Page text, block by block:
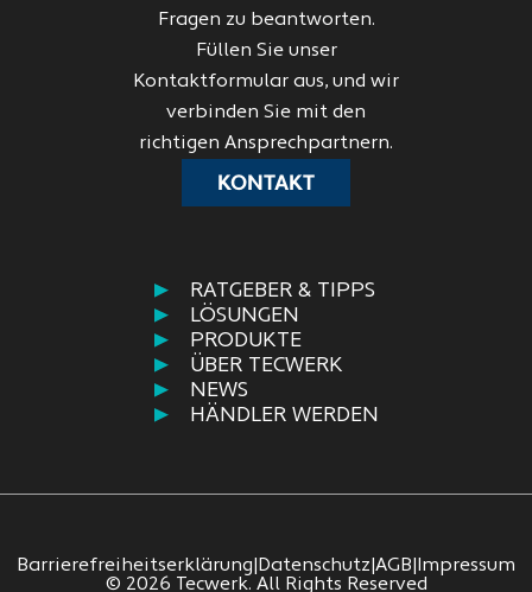
RATGEBER & TIPPS
LÖSUNGEN
PRODUKTE
ÜBER TECWERK
NEWS
HÄNDLER WERDEN
Fragen zu beantworten.
Füllen Sie unser
Kontaktformular aus, und wir
verbinden Sie mit den
richtigen Ansprechpartnern.
KONTAKT
Barrierefreiheitserklärung Datenschutz AGB
Impressum
© 2026 Tecwerk. All Rights Reserved